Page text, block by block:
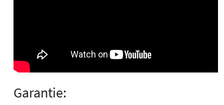
Garantie: